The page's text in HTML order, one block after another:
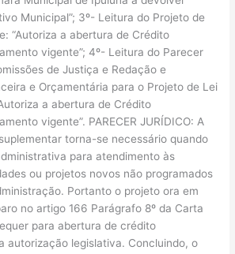
Municipal”; 3º- Leitura do Projeto de
“Autoriza a abertura de Crédito
vigente”; 4º- Leitura do Parecer
de Justiça e Redação e
e Orçamentária para o Projeto de Lei
a abertura de Crédito
vigente”. PARECER JURÍDICO: A
torna-se necessário quando
para atendimento às
ou projetos novos não programados
Portanto o projeto ora em
no artigo 166 Parágrafo 8º da Carta
para abertura de crédito
autorização legislativa. Concluindo, o